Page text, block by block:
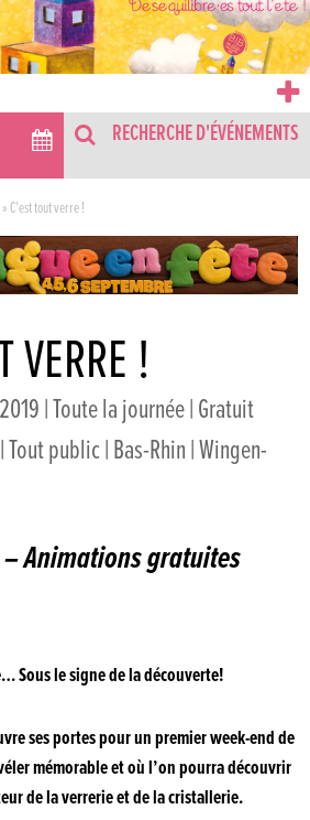
RECHERCHE D'ÉVÉNEMENTS
»C’est tout verre !
VERRE !
| Toute la journée | Gratuit
public | Bas-Rhin | Wingen-
Animations gratuites
Sous le signe de la découverte!
ses portes pour un premier week-end de
mémorable et où l’on pourra découvrir
de la verrerie et de la cristallerie.